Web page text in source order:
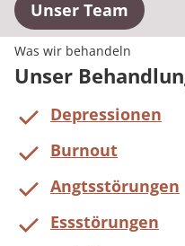
Unser Team
Was wir behandeln
Unser
Depressionen
Burnout
Angtsstörungen
Essstörungen